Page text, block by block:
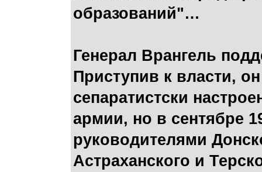
образований"…
Генерал Врангель
Приступив к власти,
сепаратистски
армии, но в сентябре
руководителями
Астраханского и